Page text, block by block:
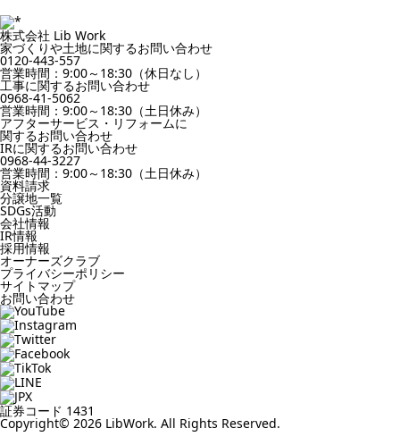
株式会社 Lib Work
家づくりや土地に関するお問い合わせ
0120-443-557
営業時間：9:00～18:30（休日なし）
工事に関するお問い合わせ
0968-41-5062
営業時間：9:00～18:30（土日休み）
アフターサービス・リフォームに
関するお問い合わせ
IRに関するお問い合わせ
0968-44-3227
営業時間：9:00～18:30（土日休み）
資料請求
分譲地一覧
SDGs活動
会社情報
IR情報
採用情報
オーナーズクラブ
プライバシーポリシー
サイトマップ
お問い合わせ
証券コード 1431
Copyright© 2026 LibWork. All Rights Reserved.